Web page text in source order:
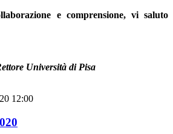
e comprensione, vi saluto
Università di Pisa
12:00